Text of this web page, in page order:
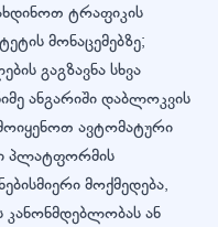
ტრაფიკის
მონაცემებზე;
გაგზავნა სხვა
ანგარიში დაბლოკვის
ავტომატური
პლატფორმის
მოქმედება,
ან